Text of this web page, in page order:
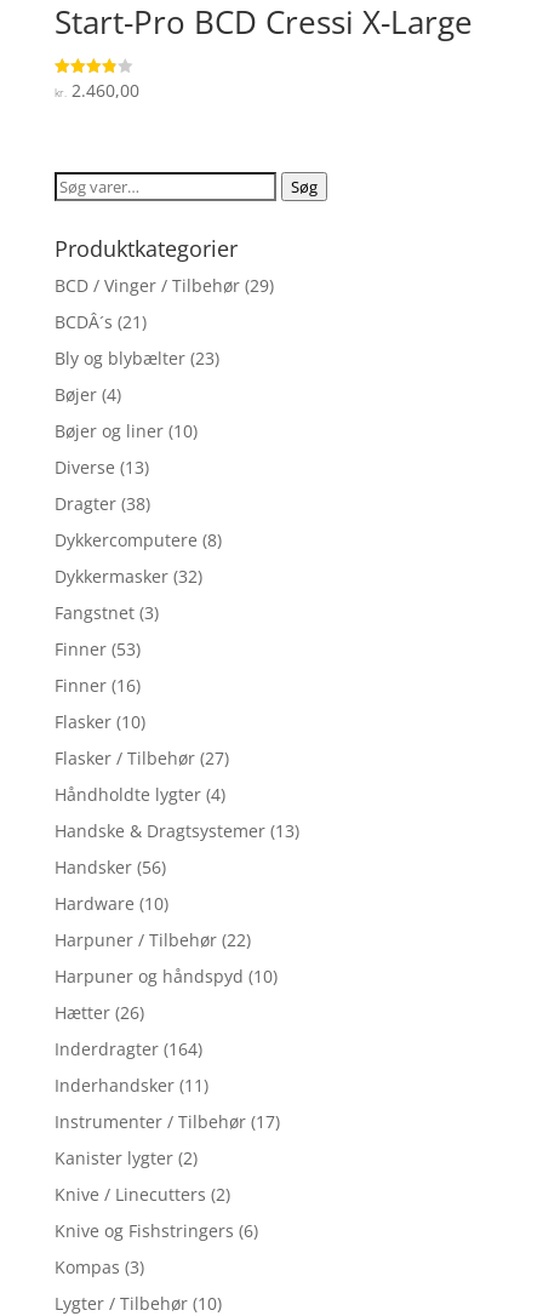
Start-Pro BCD Cressi X-Large
Vurderet
3.9
kr.2.460,00
Søg
Søg
Produktkategorier
BCD / Vinger / Tilbehør (29)
BCDÂ´s (21)
Bly og blybælter (23)
Bøjer (4)
Bøjer og liner (10)
Diverse (13)
Dragter (38)
Dykkercomputere (8)
Dykkermasker (32)
Fangstnet (3)
Finner (53)
Finner (16)
Flasker (10)
Flasker / Tilbehør (27)
Håndholdte lygter (4)
Handske & Dragtsystemer (13)
Handsker (56)
Hardware (10)
Harpuner / Tilbehør (22)
Harpuner og håndspyd (10)
Hætter (26)
Inderdragter (164)
Inderhandsker (11)
Instrumenter / Tilbehør (17)
Kanister lygter (2)
Knive / Linecutters (2)
Knive og Fishstringers (6)
Kompas (3)
Lygter / Tilbehør (10)